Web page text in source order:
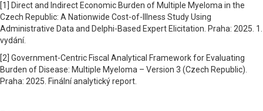
[1] Direct and Indirect Economic Burden of Multiple Myeloma in the
Czech Republic: A Nationwide Cost-of-Illness Study Using
Administrative Data and Delphi-Based Expert Elicitation. Praha: 2025. 1.
vydání.
[2] Government-Centric Fiscal Analytical Framework for Evaluating
Burden of Disease: Multiple Myeloma – Version 3 (Czech Republic).
Praha: 2025. Finální analytický report.